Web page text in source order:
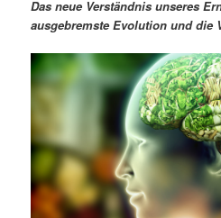
r
n
I
d
r
e
n
a
i
g
i
o
n
Das neue Verständnis unseres
ausgebremste Evolution und die